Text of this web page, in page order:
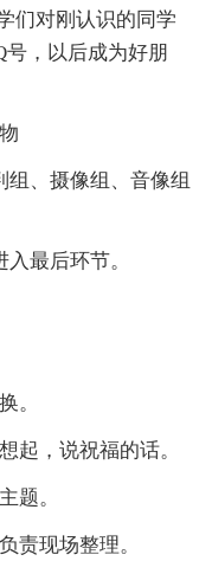
对刚认识的同学
，以后成为好朋
、摄像组、音像组
最后环节。
。
，说祝福的话。
。
现场整理。